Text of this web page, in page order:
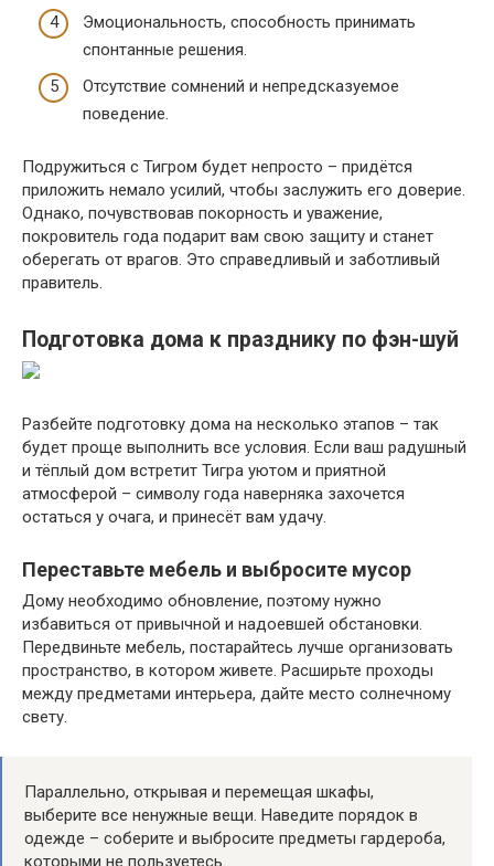
Эмоциональность, способность принимать
спонтанные решения.
Отсутствие сомнений и непредсказуемое
поведение.
Подружиться с Тигром будет непросто – придётся
приложить немало усилий, чтобы заслужить его доверие.
Однако, почувствовав покорность и уважение,
покровитель года подарит вам свою защиту и станет
оберегать от врагов. Это справедливый и заботливый
правитель.
Подготовка дома к празднику по фэн-шуй
Разбейте подготовку дома на несколько этапов – так
будет проще выполнить все условия. Если ваш радушный
и тёплый дом встретит Тигра уютом и приятной
атмосферой – символу года наверняка захочется
остаться у очага, и принесёт вам удачу.
Переставьте мебель и выбросите мусор
Дому необходимо обновление, поэтому нужно
избавиться от привычной и надоевшей обстановки.
Передвиньте мебель, постарайтесь лучше организовать
пространство, в котором живете. Расширьте проходы
между предметами интерьера, дайте место солнечному
свету.
Параллельно, открывая и перемещая шкафы,
выберите все ненужные вещи. Наведите порядок в
одежде – соберите и выбросите предметы гардероба,
которыми не пользуетесь.